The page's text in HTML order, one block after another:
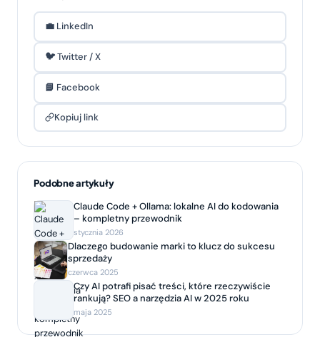
💼 LinkedIn
🐦 Twitter / X
📘 Facebook
Kopiuj link
Podobne artykuły
Claude Code + Ollama: lokalne AI do kodowania
– kompletny przewodnik
stycznia 2026
Dlaczego budowanie marki to klucz do sukcesu
sprzedaży
czerwca 2025
Czy AI potrafi pisać treści, które rzeczywiście
rankują? SEO a narzędzia AI w 2025 roku
maja 2025